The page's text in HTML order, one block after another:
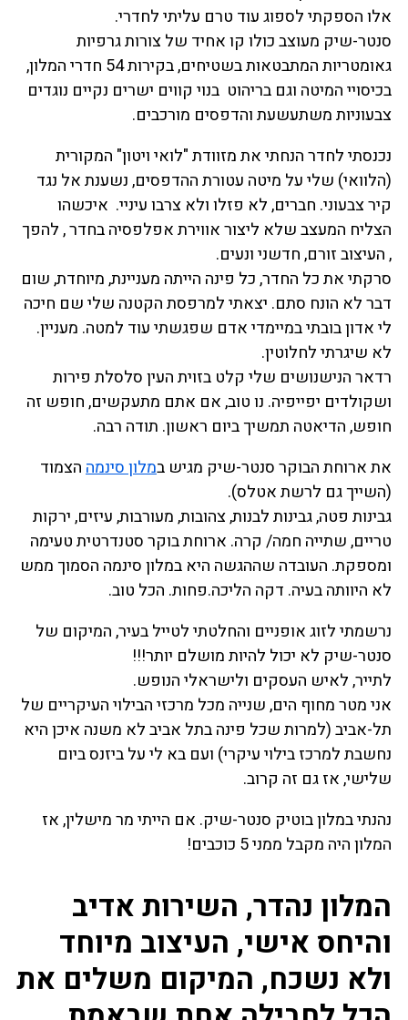
אלו הספקתי לספוג עוד טרם עליתי לחדרי.
סנטר-שיק מעוצב כולו קו אחיד של צורות גרפיות
גאומטריות המתבטאות בשטיחים, בקירות 54 חדרי המלון,
בכיסויי המיטה וגם בריהוט בנוי קווים ישרים נקיים נוגדים
צבעוניות משתעשעת והדפסים מורכבים.
נכנסתי לחדר הנחתי את מזוודת "לואי ויטון" המקורית
(הלוואי) שלי על מיטה עטורת ההדפסים, נשענת אל נגד
קיר צבעוני. חברים, לא פזלו ולא צרבו עיניי. איכשהו
הצליח המעצב שלא ליצור אווירת אפלפסיה בחדר , להפך
, העיצוב זורם, חדשני ונעים.
סרקתי את כל החדר, כל פינה הייתה מעניינת, מיוחדת, שום
דבר לא הונח סתם. יצאתי למרפסת הקטנה שלי שם חיכה
לי אדון בובתי במיימדי אדם שפגשתי עוד למטה. מעניין.
לא שיגרתי לחלוטין.
רדאר הנישנושים שלי קלט בזוית העין סלסלת פירות
ושקולדים יפייפיה. נו טוב, אם אתם מתעקשים, חופש זה
חופש, הדיאטה תמשיך ביום ראשון. תודה רבה.
את ארוחת הבוקר סנטר-שיק מגיש במלון סינמההצמוד
(השייך גם לרשת אטלס).
גבינות פטה, גבינות לבנות, צהובות, מעורבות, עיזים, ירקות
טריים, שתייה חמה/ קרה. ארוחת בוקר סטנדרטית טעימה
ומספקת. העובדה שההגשה היא במלון סינמה הסמוך ממש
לא היוותה בעיה. דקה הליכה.פחות. הכל טוב.
נרשמתי לזוג אופניים והחלטתי לטייל בעיר, המיקום של
סנטר-שיק לא יכול להיות מושלם יותר!!!
לתייר, לאיש העסקים ולישראלי הנופש.
אני מטר מחוף הים, שנייה מכל מרכזי הבילוי העיקריים של
תל-אביב (למרות שכל פינה בתל אביב לא משנה איכן היא
נחשבת למרכז בילוי עיקרי) ועם בא לי על ביזנס ביום
שלישי, אז גם זה קרוב.
נהנתי במלון בוטיק סנטר-שיק. אם הייתי מר מישלין, אז
המלון היה מקבל ממני 5 כוכבים!
המלון נהדר, השירות אדיב
והיחס אישי, העיצוב מיוחד
ולא נשכח, המיקום משלים את